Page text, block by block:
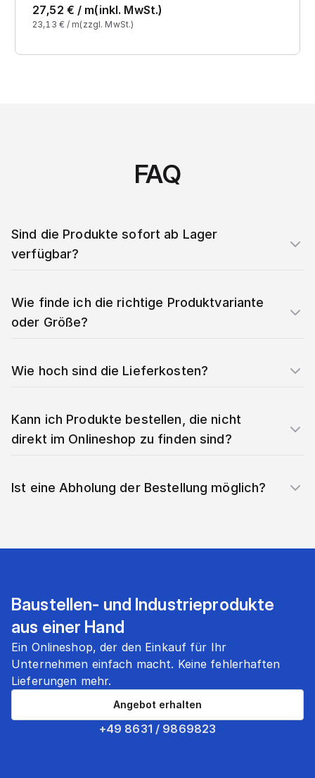
27,52 € / m(inkl. MwSt.)
23,13 € / m(zzgl. MwSt.)
FAQ
Sind die Produkte sofort ab Lager
verfügbar?
Wie finde ich die richtige Produktvariante
oder Größe?
Wie hoch sind die Lieferkosten?
Kann ich Produkte bestellen, die nicht
direkt im Onlineshop zu finden sind?
Ist eine Abholung der Bestellung möglich?
Baustellen- und Industrieprodukte
aus einer Hand
Ein Onlineshop, der den Einkauf für Ihr
Unternehmen einfach macht. Keine fehlerhaften
Lieferungen mehr.
+49 8631 / 9869823
Angebot erhalten